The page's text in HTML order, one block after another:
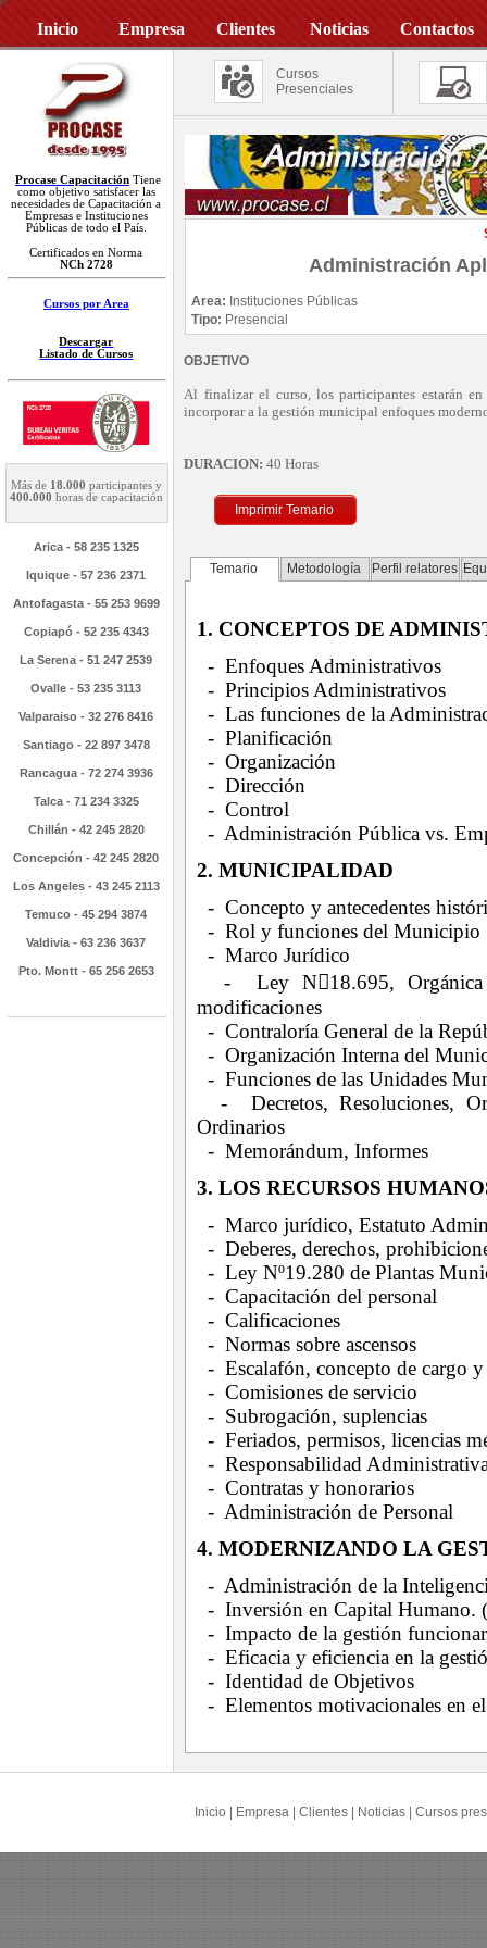
Inicio Empresa Clientes Noticias Contactos
Procase Capacitación Tiene
como objetivo satisfacer las
necesidades de Capacitación a
Empresas e Instituciones
Públicas de todo el País.
Certificados en Norma
NCh 2728
Cursos por Area
Descargar
Listado de Cursos
Más de 18.000 participantes y
400.000 horas de capacitación
Arica - 58 235 1325
Iquique - 57 236 2371
Antofagasta - 55 253 9699
Copiapó - 52 235 4343
La Serena - 51 247 2539
Ovalle - 53 235 3113
Valparaiso - 32 276 8416
Santiago - 22 897 3478
Rancagua - 72 274 3936
Talca - 71 234 3325
Chillán - 42 245 2820
Concepción - 42 245 2820
Los Angeles - 43 245 2113
Temuco - 45 294 3874
Valdivia - 63 236 3637
Pto. Montt - 65 256 2653
Cursos
Presenciales
Administración
Area: Instituciones Públicas
Tipo: Presencial
OBJETIVO
Al finalizar el curso, los participantes estarán
incorporar a la gestión municipal enfoques
DURACION: 40 Horas
Imprimir Temario
Temario Metodología Perfil relatores
1. CONCEPTOS DE
- Enfoques Administrativos
- Principios Administrativos
- Las funciones de la
- Planificación
- Organización
- Dirección
- Control
- Administración Pública vs.
2. MUNICIPALIDAD
- Concepto y antecedentes
- Rol y funciones del Municipio
- Marco Jurídico
- Ley N18.695, Orgánica
modificaciones
- Contraloría General de la
- Organización Interna del
- Funciones de las Unidades
- Decretos, Resoluciones,
Ordinarios
- Memorándum, Informes
3. LOS RECURSOS
- Marco jurídico, Estatuto
- Deberes, derechos,
- Ley Nº19.280 de Plantas
- Capacitación del personal
- Calificaciones
- Normas sobre ascensos
- Escalafón, concepto de cargo
- Comisiones de servicio
- Subrogación, suplencias
- Feriados, permisos, licencias
- Responsabilidad
- Contratas y honorarios
- Administración de Personal
4. MODERNIZANDO LA
- Administración de la
- Inversión en Capital Humano.
- Impacto de la gestión
- Eficacia y eficiencia en la
- Identidad de Objetivos
- Elementos motivacionales en
Inicio Empresa Clientes Noticias Cursos